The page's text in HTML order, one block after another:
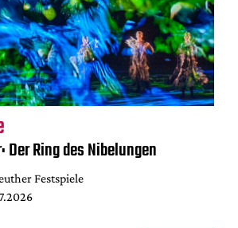
Der Ring des Nibelungen
Festspiele